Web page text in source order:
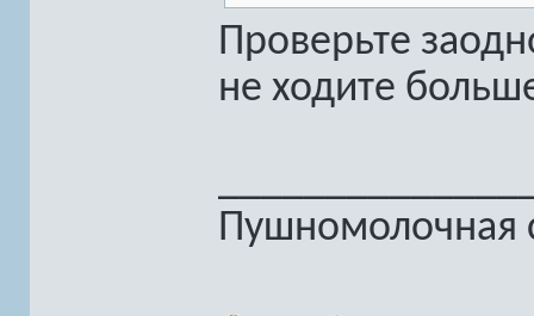
Проверьте
не ходите
Пушномолочная